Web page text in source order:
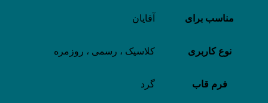
مناسب برای آقایان
نوع کاربری کلاسیک ، رسمی ، روزمره
فرم قاب گرد